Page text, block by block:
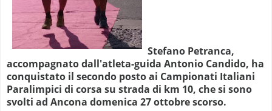
Stefano Petranca,
accompagnato dall'atleta-guida Antonio Candido, ha
conquistato il secondo posto ai Campionati Italiani
Paralimpici di corsa su strada di km 10, che si sono
svolti ad Ancona domenica 27 ottobre scorso.